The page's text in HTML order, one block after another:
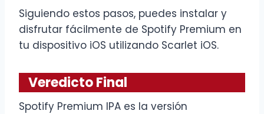
Siguiendo estos pasos, puedes instalar y
disfrutar fácilmente de Spotify Premium en
tu dispositivo iOS utilizando Scarlet iOS.
Veredicto Final
Spotify Premium IPA es la versión